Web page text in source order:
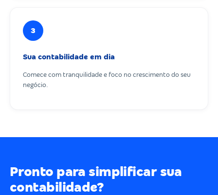
3
Sua contabilidade em dia
Comece com tranquilidade e foco no crescimento do seu
negócio.
Pronto para simplificar sua
contabilidade?